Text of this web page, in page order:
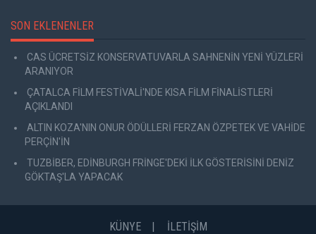
SON EKLENENLER
CAS ÜCRETSİZ KONSERVATUVARLA SAHNENİN YENİ YÜZLERİ
ARANIYOR
ÇATALCA FİLM FESTİVALİ'NDE KISA FİLM FİNALİSTLERİ
AÇIKLANDI
ALTIN KOZA'NIN ONUR ÖDÜLLERİ FERZAN ÖZPETEK VE VAHİDE
PERÇİN'İN
TUZBİBER, EDİNBURGH FRİNGE'DEKİ İLK GÖSTERİSİNİ DENİZ
GÖKTAŞ'LA YAPACAK
KÜNYE İLETİŞİM